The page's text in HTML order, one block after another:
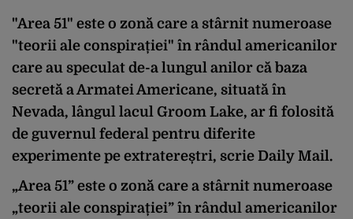
"Area 51" este o zonă care a stârnit numeroase
"teorii ale conspirației" în rândul americanilor
care au speculat de-a lungul anilor că baza
secretă a Armatei Americane, situată în
Nevada, lângul lacul Groom Lake, ar fi folosită
de guvernul federal pentru diferite
experimente pe extratereștri, scrie Daily Mail.
„Area 51” este o zonă care a stârnit numeroase
„teorii ale conspirației” în rândul americanilor